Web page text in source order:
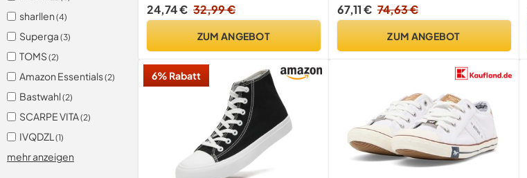
sharllen (4)
Superga (3)
TOMS (2)
Amazon Essentials(2)
Bastwahl(2)
SCARPE VITA(2)
IVQDZL (1)
mehr anzeigen
Barefoot Shoes Hallenschuhe Weiss
24,74 € 32,99 €
ZUM ANGEBOT
67,11 € 74,63 €
ZUM ANGEBOT
6% Rabatt